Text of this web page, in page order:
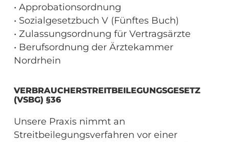
• Approbationsordnung
• Sozialgesetzbuch V (Fünftes Buch)
• Zulassungsordnung für Vertragsärzte
• Berufsordnung der Ärztekammer
Nordrhein
VERBRAUCHERSTREITBEILEGUNGSGESETZ
(VSBG) §36
Unsere Praxis nimmt an
Streitbeilegungsverfahren vor einer